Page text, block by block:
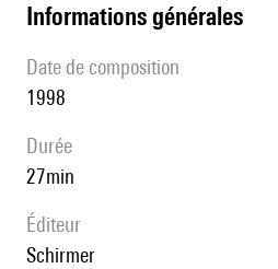
informations générales
date de composition
1998
durée
27min
éditeur
Schirmer